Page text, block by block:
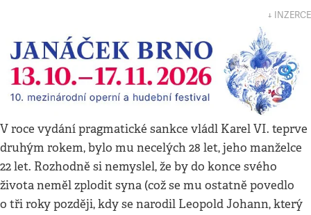
↓ INZERCE
V roce vydání pragmatické sankce vládl Karel VI. teprve
druhým rokem, bylo mu necelých 28 let, jeho manželce
22 let. Rozhodně si nemyslel, že by do konce svého
života neměl zplodit syna (což se mu ostatně povedlo
o tři roky později, kdy se narodil Leopold Johann, který